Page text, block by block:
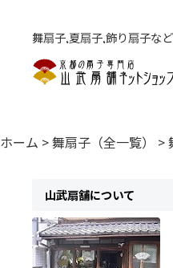
舞扇子,夏扇子,飾り扇子な
ホーム >舞扇子（全一覧） >
山武扇舗について